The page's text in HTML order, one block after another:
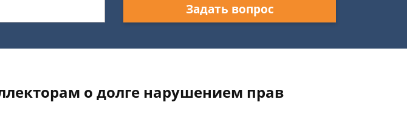
Задать вопрос
о долге нарушением прав